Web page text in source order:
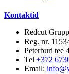
Kontaktid
Redcut
Reg. nr.
Peterburi tee
Tel +372
Email: